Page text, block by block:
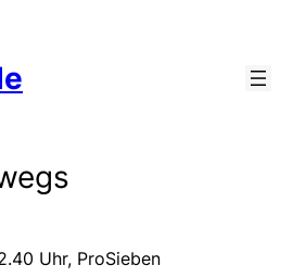
Uhr, ProSieben